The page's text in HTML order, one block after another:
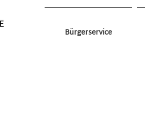
Bürgerservice